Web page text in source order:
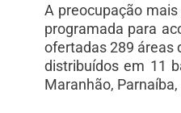
A preocupação
programada para
ofertadas 289 áreas
distribuídos em 11
Maranhão,